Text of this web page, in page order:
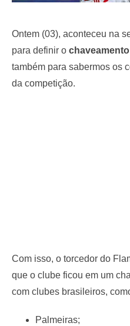
Ontem (03), aconteceu na
para definir o
também para sabermos os
da competição.
Com isso, o torcedor do
que o clube ficou em um
com clubes brasileiros,
Palmeiras;